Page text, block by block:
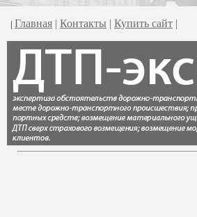
| Главная | Контакты | Купить сайт |